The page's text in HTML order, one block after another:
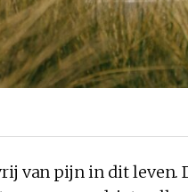
van pijn in dit leven.